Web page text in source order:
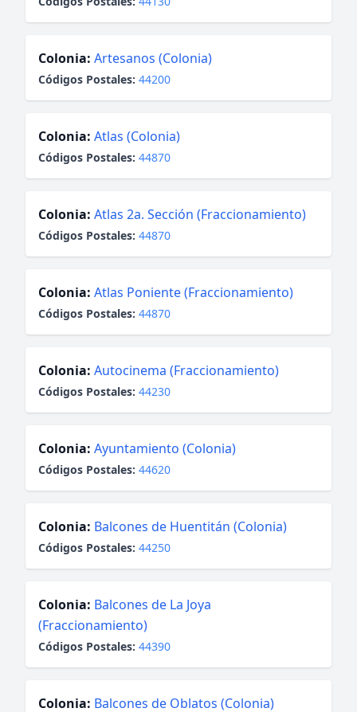
Colonia: Artesanos (Colonia)
Códigos Postales: 44200
Colonia: Atlas (Colonia)
Códigos Postales: 44870
Colonia: Atlas 2a. Sección (Fraccionamiento)
Códigos Postales: 44870
Colonia: Atlas Poniente (Fraccionamiento)
Códigos Postales: 44870
Colonia: Autocinema (Fraccionamiento)
Códigos Postales: 44230
Colonia: Ayuntamiento (Colonia)
Códigos Postales: 44620
Colonia: Balcones de Huentitán (Colonia)
Códigos Postales: 44250
Colonia: Balcones de La Joya
(Fraccionamiento)
Códigos Postales: 44390
Colonia: Balcones de Oblatos (Colonia)